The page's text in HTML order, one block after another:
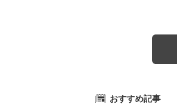
おすすめ記事